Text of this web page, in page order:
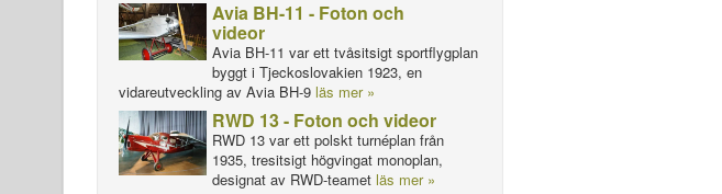
Avia BH-11 - Foton och
videor
Avia BH-11 var ett tvåsitsigt sportflygplan
byggt i Tjeckoslovakien 1923, en
vidareutveckling av Avia BH-9 läs mer »
RWD 13 - Foton och videor
RWD 13 var ett polskt turnéplan från
1935, tresitsigt högvingat monoplan,
designat av RWD-teamet läs mer »